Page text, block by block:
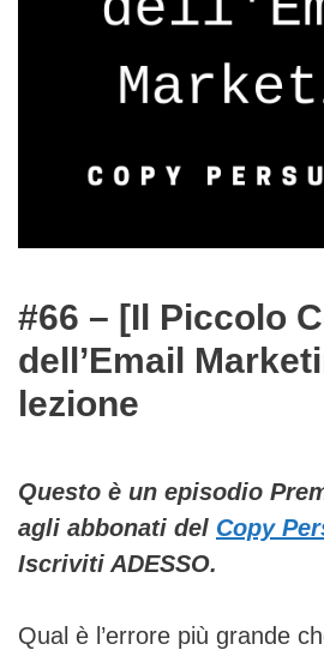
#66 – [Il Piccolo
dell’Email
lezione
Questo è un episodio
agli abbonati del Copy
Iscriviti ADESSO.
Qual è l’errore più grande